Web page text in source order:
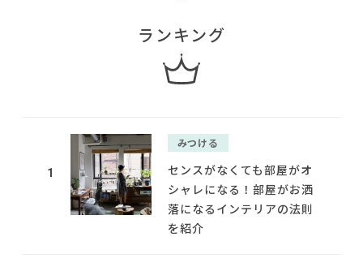
ランキング
1
みつける
センスがなくても部屋がオ
シャレになる！部屋がお洒
落になるインテリアの法則
を紹介